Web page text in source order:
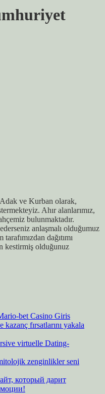
ve Kurban olarak,
Ahır alanlarımız,
bulunmaktadır.
anlaşmalı olduğumuz
dağıtımı
kestirmiş olduğunuz
bet Casino Giris
kazanç fırsatlarını yakala
virtuelle Dating-
zenginlikler seni
который дарит